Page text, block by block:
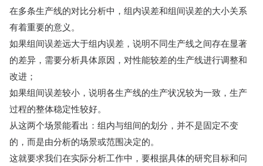
在多条生产线的对比分析中，组内误差和组间误差的大小关系
有着重要的意义。
如果组间误差远大于组内误差，说明不同生产线之间存在显著
的差异，需要分析具体原因，对性能较差的生产线进行调整和
改进；
如果组间误差较小，说明各生产线的生产状况较为一致，生产
过程的整体稳定性较好。
从这两个场景能看出：组内与组间的划分，并不是固定不变
的，而是由分析的场景或范围决定的。
这就要求我们在实际分析工作中，要根据具体的研究目标和问